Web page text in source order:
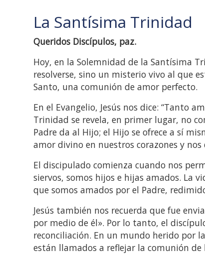
La Santísima Trinidad
Queridos Discípulos, paz.
Hoy, en la Solemnidad de la Santísima
resolverse, sino un misterio vivo al que
Santo, una comunión de amor perfecto.
En el Evangelio, Jesús nos dice: “Tanto
Trinidad se revela, en primer lugar, no
Padre da al Hijo; el Hijo se ofrece a sí
amor divino en nuestros corazones y nos
El discipulado comienza cuando nos
siervos, somos hijos e hijas amados. La
que somos amados por el Padre,
Jesús también nos recuerda que fue
por medio de él». Por lo tanto, el
reconciliación. En un mundo herido por
están llamados a reflejar la comunión